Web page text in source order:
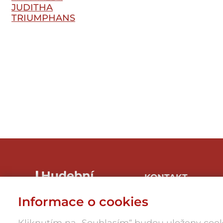
JUDITHA
TRIUMPHANS
KONTAKT
Hrnčířská 1/246, 669 04
Informace o cookies